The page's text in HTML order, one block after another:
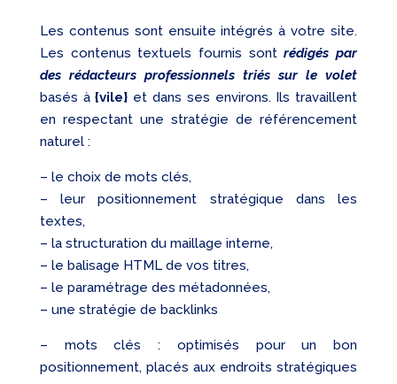
Les contenus sont ensuite intégrés à votre site.
Les contenus textuels fournis sontrédigés par
des rédacteurs professionnels triés sur le volet
basés à{vile} et dans ses environs. Ils travaillent
en respectant une stratégie de référencement
naturel :
– le choix de mots clés,
– leur positionnement stratégique dans les
textes,
– la structuration du maillage interne,
– le balisage HTML de vos titres,
– le paramétrage des métadonnées,
– une stratégie de backlinks
– mots clés : optimisés pour un bon
positionnement, placés aux endroits stratégiques